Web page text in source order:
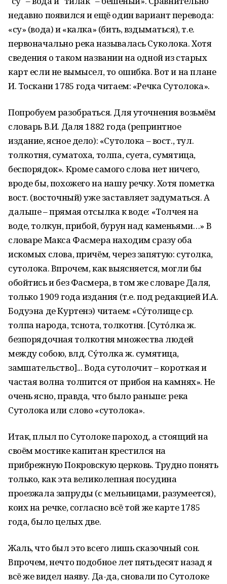
недавно появился и ещё один вариант перевода:
«су» (вода) и «калка» (бить, вздыматься), т.е.
первоначально река называлась Суколока. Хотя
сведения о таком названии на одной из старых
карт если не вымысел, то ошибка. Вот и на плане
И. Тоскани 1785 года читаем: «Речка Сутолока».
Попробуем разобраться. Для уточнения возьмём
словарь В.И. Даля 1882 года (репринтное
издание, ясное дело): «Сутолока – вост., тул.
толкотня, суматоха, толпа, суета, сумятица,
беспорядок». Кроме самого слова нет ничего,
вроде бы, похожего на нашу речку. Хотя пометка
вост. (восточный) уже заставляет задуматься. А
дальше – прямая отсылка к воде: «Толчея на
воде, толкун, прибой, бурун над каменьями…» В
словаре Макса Фасмера находим сразу оба
искомых слова, причём, через запятую: сутолка,
сутолока. Впрочем, как выясняется, могли бы
обойтись и без Фасмера, в том же словаре Даля,
только 1909 года издания (т.е. под редакцией И.А.
Бодуэна де Куртенэ) читаем: «Су́толище ср.
толпа народа, тѣснота, толкотня. [Суто́лка ж.
безпорядочная толкотня множества людей
между собою, влд. Су́толка ж. сумятица,
замѣшательство]... Вода сутолочит – короткая и
частая волна толпится от прибоя на камнях». Не
очень ясно, правда, что было раньше: река
Сутолока или слово «сутолока».
Итак, плыл по Сутолоке пароход, а стоящий на
своём мостике капитан крестился на
прибрежную Покровскую церковь. Трудно понять
только, как эта великолепная посудина
проезжала запруды (с мельницами, разумеется),
коих на речке, согласно всё той же карте 1785
года, было целых две.
Жаль, что был это всего лишь сказочный сон.
Впрочем, нечто подобное лет пятьдесят назад я
всё же видел наяву. Да-да, сновали по Сутолоке